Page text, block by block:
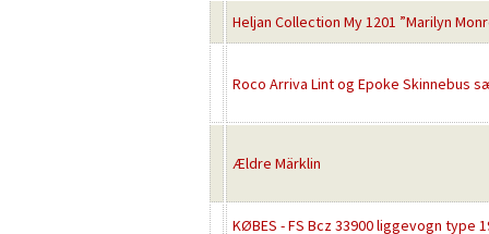
Heljan Collection My 1201 ”Marilyn
Roco Arriva Lint og Epoke Skinnebus
Ældre Märklin
KØBES - FS Bcz 33900 liggevogn type